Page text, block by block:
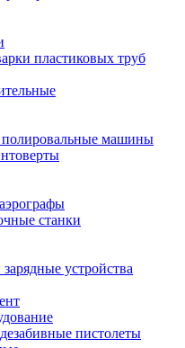
пластиковых труб
машины
станки
устройства
пистолеты